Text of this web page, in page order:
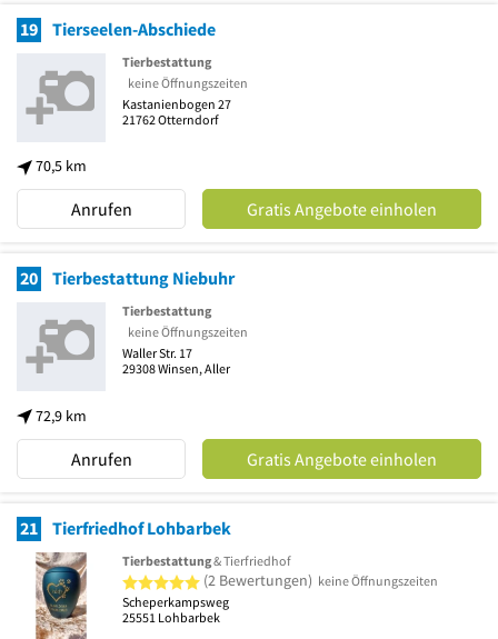
19 Tierseelen-Abschiede
70,5 km
Tierbestattung
keine Öffnungszeiten
Kastanienbogen 27
21762 Otterndorf
Anrufen Gratis Angebote einholen
20 Tierbestattung Niebuhr
72,9 km
Tierbestattung
keine Öffnungszeiten
Waller Str. 17
29308Winsen, Aller
Anrufen Gratis Angebote einholen
21 Tierfriedhof Lohbarbek
Tierbestattung& Tierfriedhof
5 von 5 Sternen
(2 Bewertungen) keine Öffnungszeiten
Scheperkampsweg
25551 Lohbarbek